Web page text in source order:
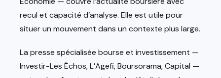
recul et capacité d’analyse. Elle est utile pour
situer un mouvement dans un contexte plus large.
La presse spécialisée bourse et investissement —
Investir-Les Échos, L’Agefi, Boursorama, Capital —